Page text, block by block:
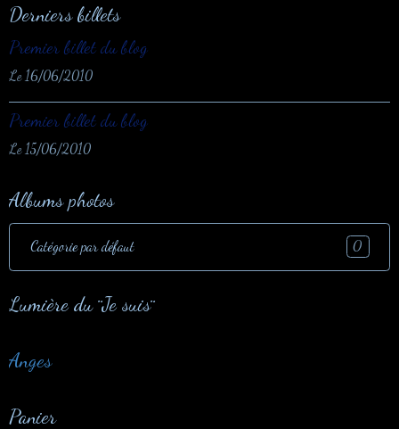
Derniers billets
Premier billet du blog
Le 16/06/2010
Premier billet du blog
Le 15/06/2010
Albums photos
Catégorie par défaut 0
Lumière du ¨Je suis¨
Anges
Panier